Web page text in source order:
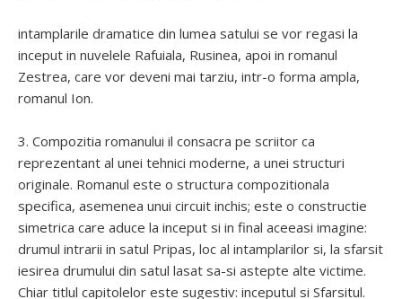
intamplarile dramatice din lumea satului se vor regasi la
inceput in nuvelele Rafuiala, Rusinea, apoi in romanul
Zestrea, care vor deveni mai tarziu, intr-o forma ampla,
romanul Ion.
3. Compozitia romanului il consacra pe scriitor ca
reprezentant al unei tehnici moderne, a unei structuri
originale. Romanul este o structura compozitionala
specifica, asemenea unui circuit inchis; este o constructie
simetrica care aduce la inceput si in final aceeasi imagine:
drumul intrarii in satul Pripas, loc al intamplarilor si, la sfarsit
iesirea drumului din satul lasat sa-si astepte alte victime.
Chiar titlul capitolelor este sugestiv: inceputul si Sfarsitul.